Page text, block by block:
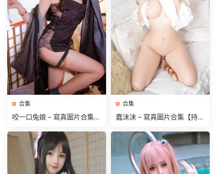
合集
咬一口兔娘 – 寫真圖片合集
合集
蠢沫沫 – 寫真圖片合集【持續